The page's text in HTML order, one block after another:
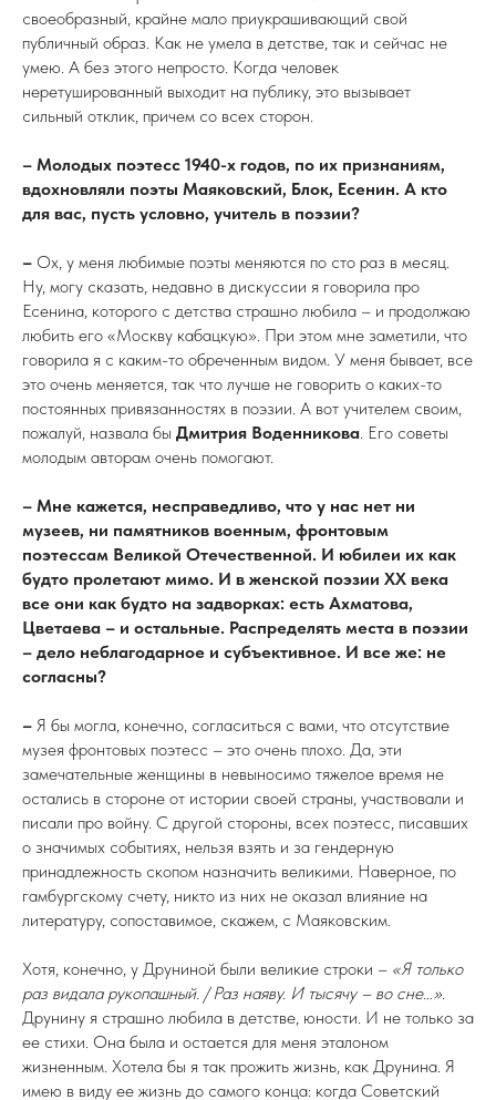
своеобразный, крайне мало приукрашивающий свой
публичный образ. Как не умела в детстве, так и сейчас не
умею. А без этого непросто. Когда человек
неретушированный выходит на публику, это вызывает
сильный отклик, причем со всех сторон.
– Молодых поэтесс 1940-х годов, по их признаниям,
вдохновляли поэты Маяковский, Блок, Есенин. А кто
для вас, пусть условно, учитель в поэзии?
– Ох, у меня любимые поэты меняются по сто раз в месяц.
Ну, могу сказать, недавно в дискуссии я говорила про
Есенина, которого с детства страшно любила – и продолжаю
любить его «Москву кабацкую». При этом мне заметили, что
говорила я с каким-то обреченным видом. У меня бывает, все
это очень меняется, так что лучше не говорить о каких-то
постоянных привязанностях в поэзии. А вот учителем своим,
пожалуй, назвала бы Дмитрия Воденникова. Его советы
молодым авторам очень помогают.
– Мне кажется, несправедливо, что у нас нет ни
музеев, ни памятников военным, фронтовым
поэтессам Великой Отечественной. И юбилеи их как
будто пролетают мимо. И в женской поэзии ХХ века
все они как будто на задворках: есть Ахматова,
Цветаева – и остальные. Распределять места в поэзии
– дело неблагодарное и субъективное. И все же: не
согласны?
– Я бы могла, конечно, согласиться с вами, что отсутствие
музея фронтовых поэтесс – это очень плохо. Да, эти
замечательные женщины в невыносимо тяжелое время не
остались в стороне от истории своей страны, участвовали и
писали про войну. С другой стороны, всех поэтесс, писавших
о значимых событиях, нельзя взять и за гендерную
принадлежность скопом назначить великими. Наверное, по
гамбургскому счету, никто из них не оказал влияние на
литературу, сопоставимое, скажем, с Маяковским.
Хотя, конечно, у Друниной были великие строки – «Я только
раз видала рукопашный. / Раз наяву. И тысячу – во сне…».
Друнину я страшно любила в детстве, юности. И не только за
ее стихи. Она была и остается для меня эталоном
жизненным. Хотела бы я так прожить жизнь, как Друнина. Я
имею в виду ее жизнь до самого конца: когда Советский